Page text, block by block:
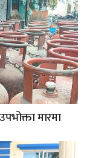
मारमा